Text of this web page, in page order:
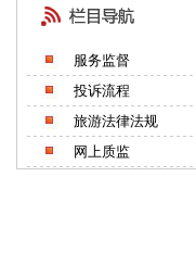
服务监督
投诉流程
旅游法律法规
网上质监